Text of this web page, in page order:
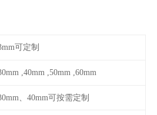
可定制
,40mm ,50mm ,60mm
、40mm可按需定制